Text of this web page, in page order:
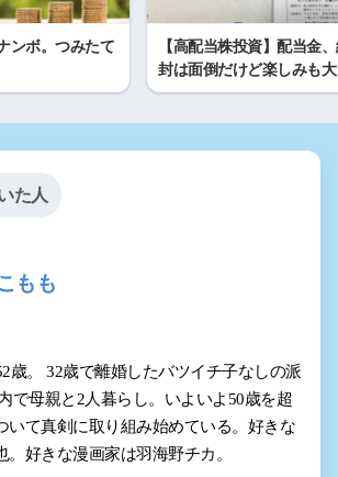
ンボ。つみたて
【高配当株投資】配当金
封は面倒だけど楽しみも
た人
もも
歳。 32歳で離婚したバツイチ子なしの派
で母親と2人暮らし。いよいよ50歳を超
いて真剣に取り組み始めている。好きな
好きな漫画家は羽海野チカ。